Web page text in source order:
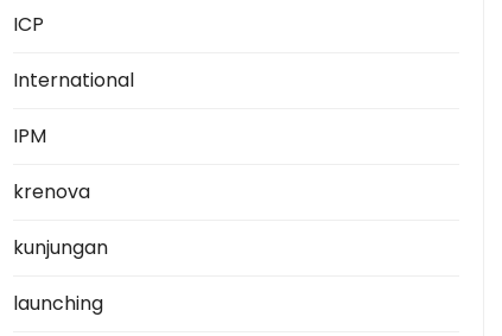
ICP
International
IPM
krenova
kunjungan
launching